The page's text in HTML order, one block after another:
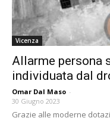
Vicenza
Allarme persona
individuata dal
Omar Dal Maso -
30 Giugno 2023
Grazie alle moderne